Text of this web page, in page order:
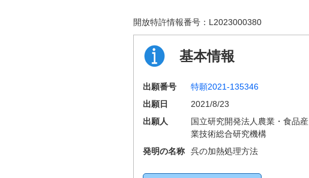
開放特許情報番号： L2023000380
基本情報
出願番号 特願2021-135346
出願日
2021/8/23
出願人
国立研究開発法人農業・食品産
業技術総合研究機構
発明の名称 呉の加熱処理方法